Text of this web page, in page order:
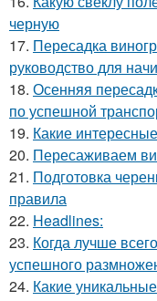
черную
17. Пересадка
руководство для
18. Осенняя
по успешной
19. Какие
20. Пересаживаем
21. Подготовка
правила
22. Headlines:
23. Когда лучше
успешного
24. Какие